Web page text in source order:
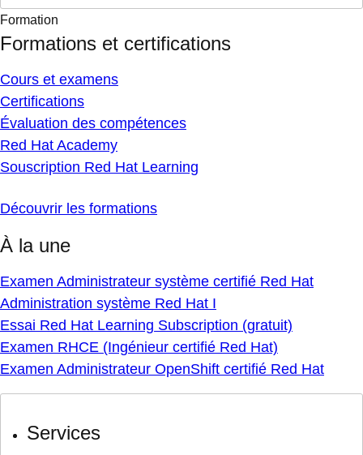
Formation
Formations et certifications
Cours et examens
Certifications
Évaluation des compétences
Red Hat Academy
Souscription Red Hat Learning
Découvrir les formations
À la une
Examen Administrateur système certifié Red Hat
Administration système Red Hat I
Essai Red Hat Learning Subscription (gratuit)
Examen RHCE (Ingénieur certifié Red Hat)
Examen Administrateur OpenShift certifié Red Hat
Services